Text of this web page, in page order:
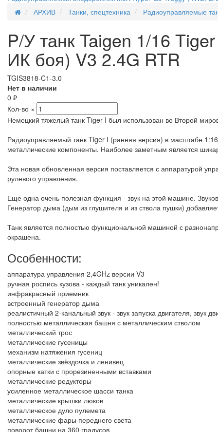
АРХИВ
Танки, спецтехника Радиоуправляемые
P/У танк Taigen 1/16
ИК боя) V3 2.4G RTR
TGIS3818-C1-3.0
Нет в наличии
0 ₽
Кол-во ×
Немецкий тяжелый танк Tiger I был использован во Второй
Радиоуправляемый танк Tiger I (ранняя версия) в масштабе
металлические компоненты. Наиболее заметным является
Эта новая обновленная версия поставляется с аппаратурой
рулевого управления.
Еще одна очень полезная функция - звук на этой машине.
Генератор дыма (дым из глушителя и из ствола пушки)
Танк является полностью функциональной машиной с
окрашена.
Особенности:
аппаратура управления 2,4GHz версии V3
ручная роспись кузова - каждый танк уникален!
инфракрасный приемник
встроенный генератор дыма
реалистичный 2-канальный звук - звук запуска двигателя, звук
полностью металлическая башня с металлическим стволом
металлический трос
металлические гусеницы
механизм натяжения гусениц
металлические звёздочка и ленивец
опорные катки с прорезиненными вставками
металлические редукторы
усиленное металлическое шасси танка
металлические крышки люков
металлическое дуло пулемета
металлические фары переднего света
поворот башни на 360 градусов